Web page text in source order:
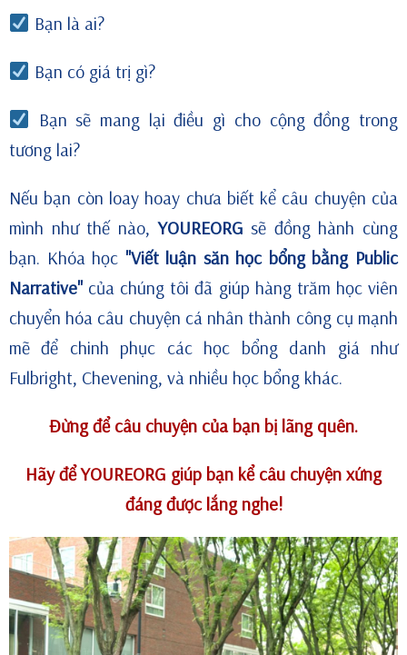
Bạn là ai?
Bạn có giá trị gì?
Bạn sẽ mang lại điều gì cho cộng đồng trong
tương lai?
Nếu bạn còn loay hoay chưa biết kể câu chuyện của
mình như thế nào,YOUREORG sẽ đồng hành cùng
bạn. Khóa học "Viết luận săn học bổng bằng Public
Narrative" của chúng tôi đã giúp hàng trăm học viên
chuyển hóa câu chuyện cá nhân thành công cụ mạnh
mẽ để chinh phục các học bổng danh giá như
Fulbright, Chevening, và nhiều học bổng khác.
Đừng để câu chuyện của bạn bị lãng quên.
Hãy để YOUREORG giúp bạn kể câu chuyện xứng
đáng được lắng nghe!